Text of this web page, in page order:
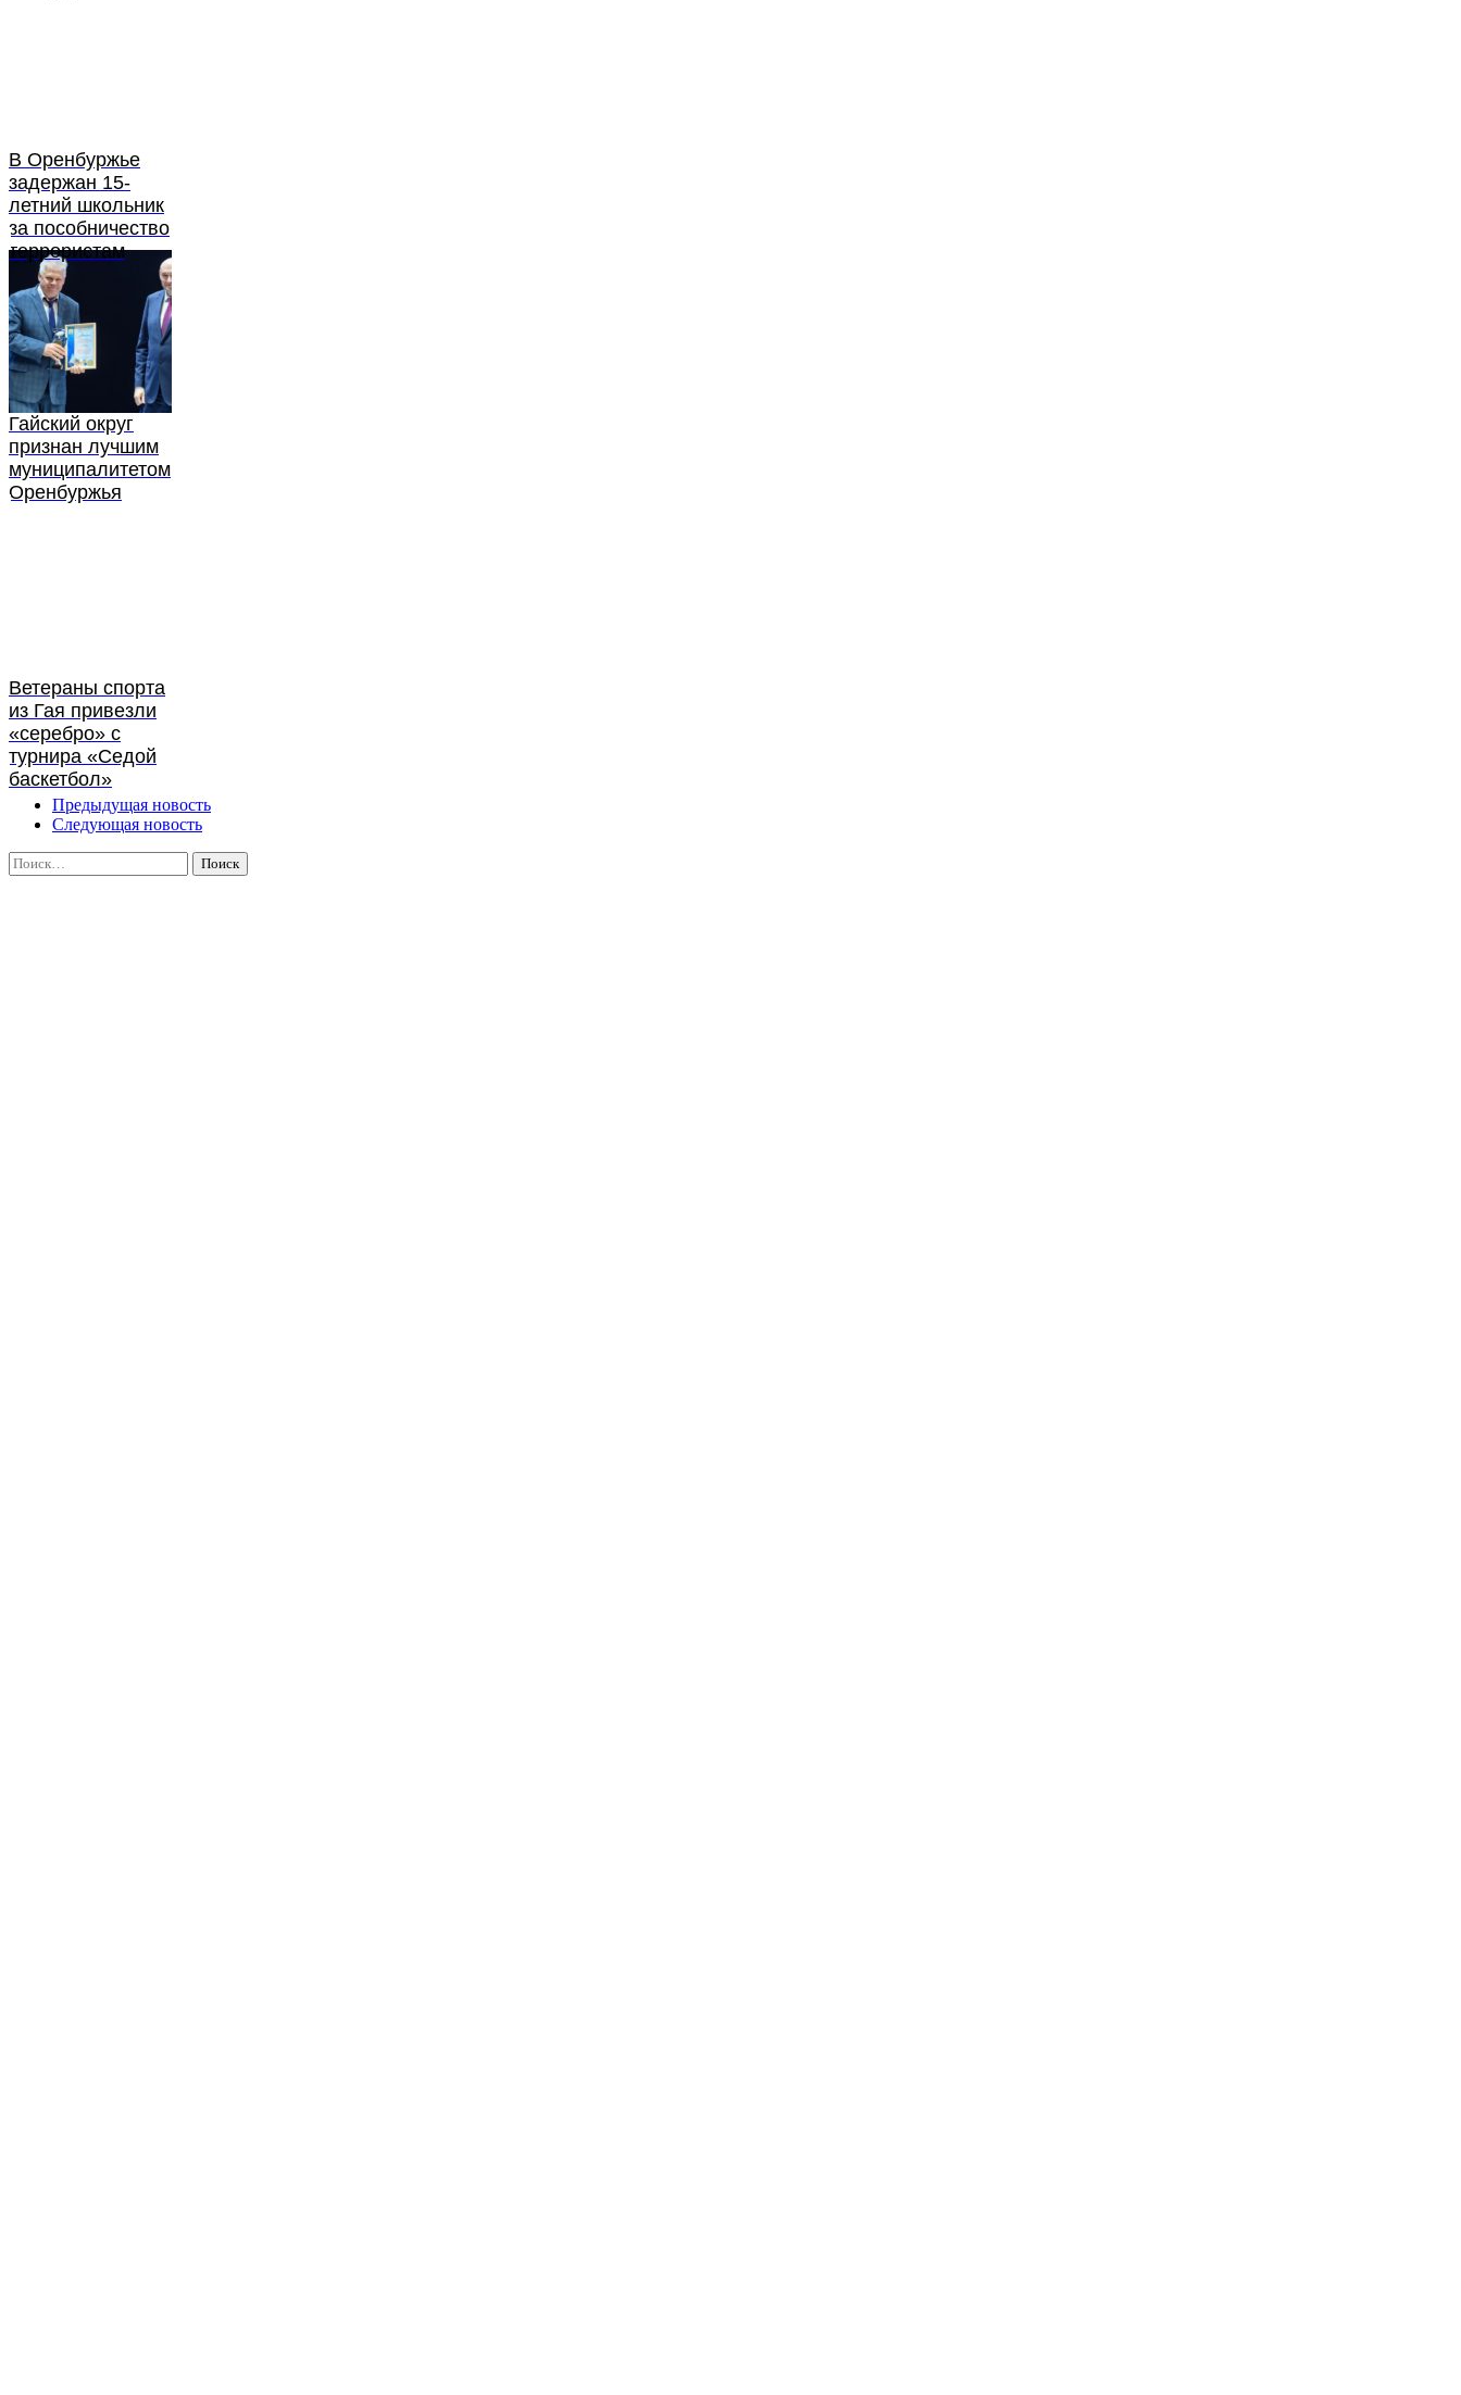
В Оренбуржье
задержан 15-
летний школьник
за пособничество
террористам
Гайский округ
признан лучшим
муниципалитетом
Оренбуржья
Ветераны спорта
из Гая привезли
«серебро» с
турнира «Седой
баскетбол»
Предыдущая новость
Следующая новость
Найти: